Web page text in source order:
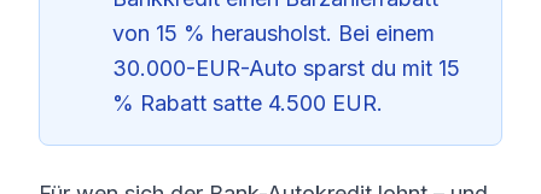
von 15 % herausholst. Bei einem
30.000-EUR-Auto sparst du mit 15
% Rabatt satte 4.500 EUR.